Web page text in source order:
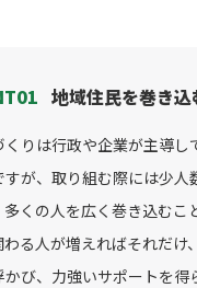
地域住民を巻き込
くりは行政や企業が主導し
すが、取り組む際には少人
多くの人を広く巻き込むこ
わる人が増えればそれだけ
かび、力強いサポートを得